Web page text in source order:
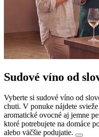
Sudové víno od
Vyberte si sudové víno od
chuti. V ponuke nájdete
aromatické ovocné aj jemne
ktoré potrebujete na domáce
alebo väčšie podujatie.